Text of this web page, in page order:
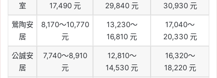
室
17,490 元
29,840 元
30,930 元
鶯陶安
居
8,170～10,770
元
13,230～
16,810 元
17,040～
20,330 元
公誠安
居
7,740～8,910
元
12,810～
14,530 元
16,320～
18,220 元